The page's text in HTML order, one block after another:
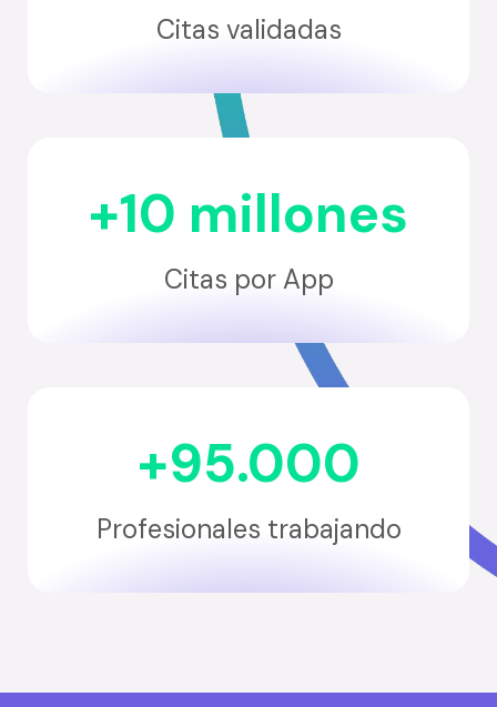
Citas validadas
+10 millones
Citas por App
+95.000
Profesionales trabajando